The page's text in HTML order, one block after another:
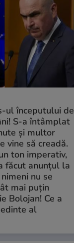
ul începutului de
S-a întâmplat
și multor
vine să creadă.
ton imperativ,
făcut anunțul la
nu se
mai puțin
Bolojan! Ce a
al